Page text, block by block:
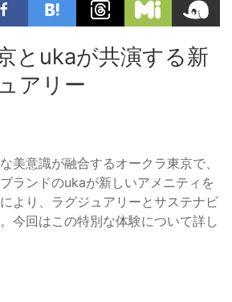
とukaが共演する新
アリー
美意識が融合するオークラ東京で、
ランドのukaが新しいアメニティを
より、ラグジュアリーとサステナビ
今回はこの特別な体験について詳し